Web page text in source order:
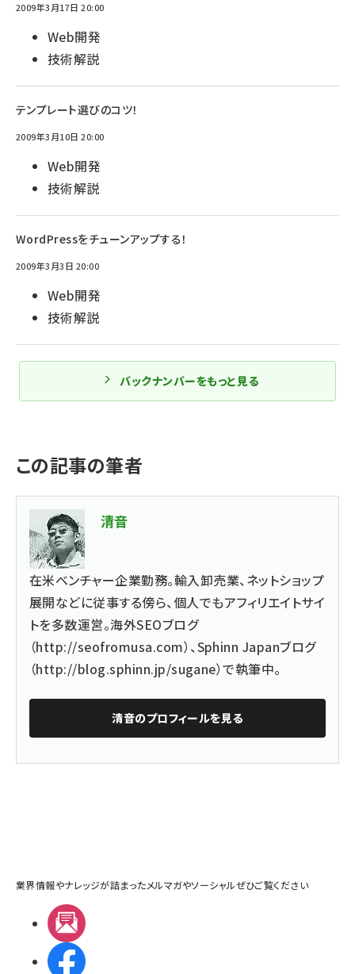
2009年3月17日 20:00
Web開発
技術解説
テンプレート選びのコツ！
2009年3月10日 20:00
Web開発
技術解説
WordPressをチューンアップする！
2009年3月3日 20:00
Web開発
技術解説
バックナンバーをもっと見る
この記事の筆者
清音
在米ベンチャー企業勤務。輸入卸売業、ネットショップ
展開などに従事する傍ら、個人でもアフィリエイトサイ
トを多数運営。海外SEOブログ
（http://seofromusa.com）、Sphinn Japanブログ
（http://blog.sphinn.jp/sugane）で執筆中。
清音のプロフィールを見る
業界情報やナレッジが詰まったメルマガやソーシャルぜひご覧ください